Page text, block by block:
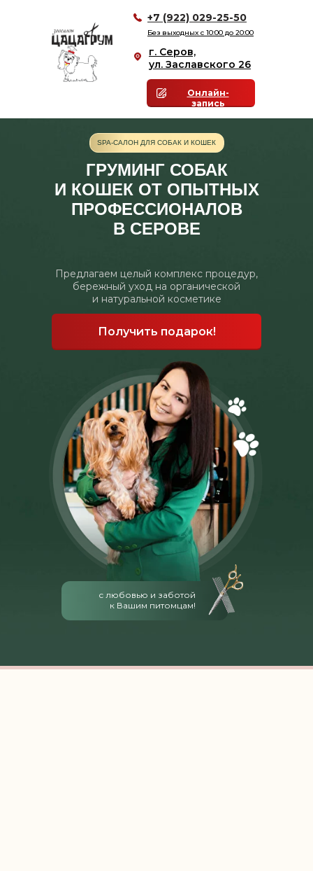
ГРУМИНГ СОБАК
И КОШЕК ОТ ОПЫТНЫХ
ПРОФЕССИОНАЛОВ
В СЕРОВЕ
Предлагаем целый комплекс процедур,
бережный уход на органической
и натуральной косметике
+7 (922) 029-25-50
Без выходных с 10:00 до 20:00
SPA-САЛОН ДЛЯ СОБАК И КОШЕК
Онлайн-
запись
Получить подарок!
с любовью и заботой
к Вашим питомцам!
г. Серов,
ул. Заславского 26